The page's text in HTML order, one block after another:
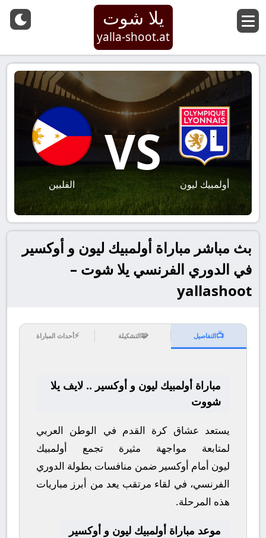
يلا شوت
yalla-shoot.at
أولمبيك ليون
VS
الفلبين
بث مباشر مباراة أولمبيك ليون و أوكسير
في الدوري الفرنسي يلا شوت –
yallashoot
📺التفاصيل 🧩التشكيلة ⚡أحداث المباراة
مباراة أولمبيك ليون و أوكسير .. لايف يلا
شووت
يستعد عشاق كرة القدم في الوطن العربي
لمتابعة مواجهة مثيرة تجمع أولمبيك
ليون أمام أوكسير ضمن منافسات بطولة الدوري
الفرنسي، في لقاء مرتقب يعد من أبرز مباريات
هذه المرحلة.
موعد مباراة أولمبيك ليون و أوكسير